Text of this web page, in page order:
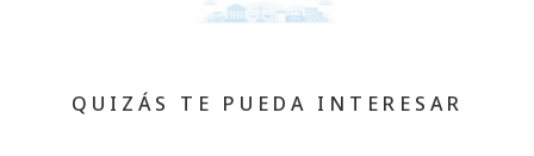
QUIZÁS TE PUEDA INTERESAR